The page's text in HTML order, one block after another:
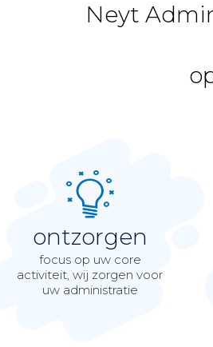
Neyt
ontzorgen
focus op uw core
activiteit, wij zorgen voor
uw administratie